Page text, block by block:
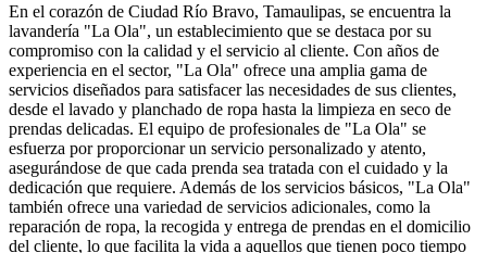
En el corazón de Ciudad Río Bravo, Tamaulipas, se encuentra la
lavandería "La Ola", un establecimiento que se destaca por su
compromiso con la calidad y el servicio al cliente. Con años de
experiencia en el sector, "La Ola" ofrece una amplia gama de
servicios diseñados para satisfacer las necesidades de sus clientes,
desde el lavado y planchado de ropa hasta la limpieza en seco de
prendas delicadas. El equipo de profesionales de "La Ola" se
esfuerza por proporcionar un servicio personalizado y atento,
asegurándose de que cada prenda sea tratada con el cuidado y la
dedicación que requiere. Además de los servicios básicos, "La Ola"
también ofrece una variedad de servicios adicionales, como la
reparación de ropa, la recogida y entrega de prendas en el domicilio
del cliente, lo que facilita la vida a aquellos que tienen poco tiempo